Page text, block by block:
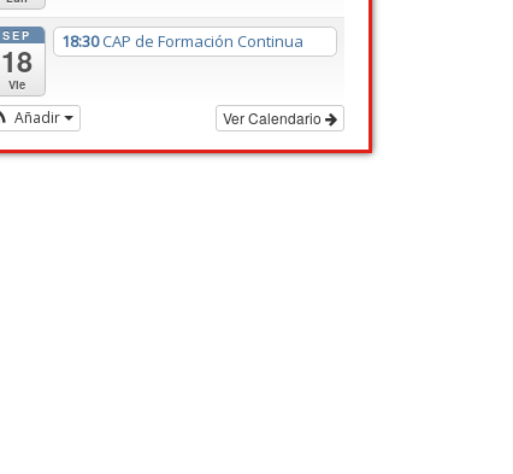
SEP
18
Vie
18:30CAP de Formación Continua
Ver Calendario
Añadir